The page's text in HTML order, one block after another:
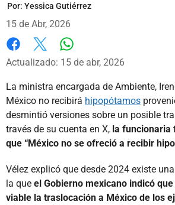
Por: Yessica Gutiérrez
15 de Abr, 2026
Facebook
X
Actualizado: 15 de abr, 2026
La ministra encargada de Ambiente,
México no recibirá hipopótamos
desmintió versiones sobre un posible
través de su cuenta en X, la funcionaria
que “México no se ofreció a recibir
Vélez explicó que desde 2024 existe
la que el Gobierno mexicano indicó que
viable la traslocación a México de los